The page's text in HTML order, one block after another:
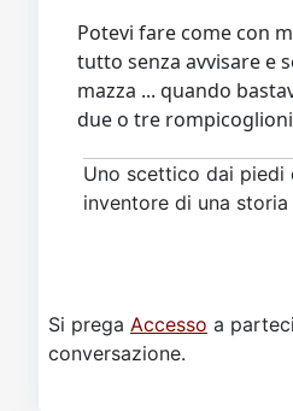
Potevi fare come con
tutto senza avvisare e
mazza ... quando
due o tre
Uno scettico dai piedi
inventore di una storia
Si prega Accesso a
conversazione.